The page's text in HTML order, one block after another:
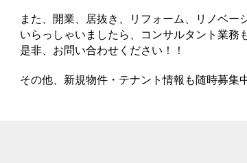
また、開業、居抜き、リフォーム、リノベー
いらっしゃいましたら、コンサルタント業務
是非、お問い合わせください！！
その他、新規物件・テナント情報も随時募集